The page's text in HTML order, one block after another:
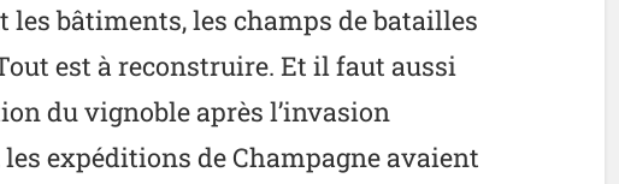
bâtiments, les champs de batailles
est à reconstruire. Et il faut aussi
du vignoble après l’invasion
expéditions de Champagne avaient